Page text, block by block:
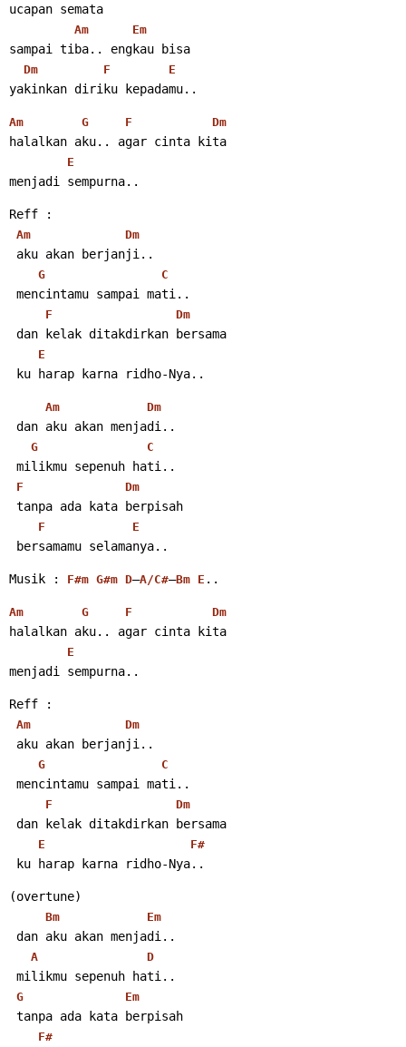
ucapan semata
Am Em
sampai tiba.. engkau bisa
Dm F E
yakinkan diriku kepadamu..
Am G F Dm
halalkan aku.. agar cinta kita
E
menjadi sempurna..
Reff :
Am Dm
aku akan berjanji..
G C
mencintamu sampai mati..
F Dm
dan kelak ditakdirkan bersama
E
ku harap karna ridho-Nya..
Am Dm
dan aku akan menjadi..
G C
milikmu sepenuh hati..
F Dm
tanpa ada kata berpisah
F E
bersamamu selamanya..
Musik : F#m G#m D–A/C#–Bm E ..
Am G F Dm
halalkan aku.. agar cinta kita
E
menjadi sempurna..
Reff :
Am Dm
aku akan berjanji..
G C
mencintamu sampai mati..
F Dm
dan kelak ditakdirkan bersama
E F#
ku harap karna ridho-Nya..
(overtune)
Bm Em
dan aku akan menjadi..
A D
milikmu sepenuh hati..
G Em
tanpa ada kata berpisah
F#